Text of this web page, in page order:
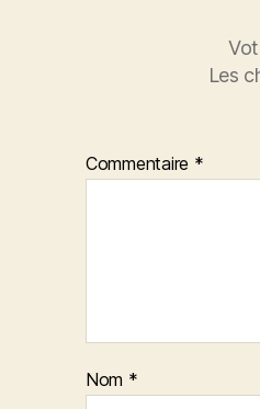
Les
Commentaire *
Nom *